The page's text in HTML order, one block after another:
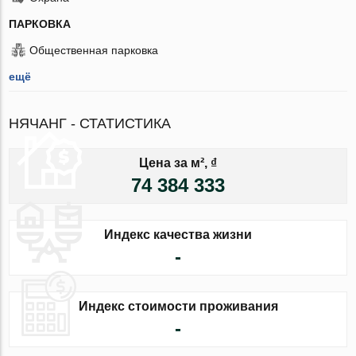
ПАРКОВКА
Общественная парковка
ещё
НЯЧАНГ - СТАТИСТИКА
Цена за м², ₫
74 384 333
Индекс качества жизни
-
Индекс стоимости проживания
-